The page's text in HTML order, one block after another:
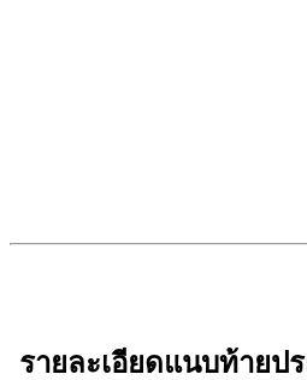
รายละเอียดแนบท้าย